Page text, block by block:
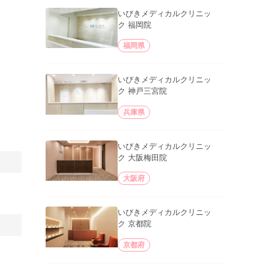
いびきメディカルクリニッ
ク 福岡院
福岡県
いびきメディカルクリニッ
ク 神戸三宮院
兵庫県
いびきメディカルクリニッ
ク 大阪梅田院
大阪府
いびきメディカルクリニッ
ク 京都院
京都府